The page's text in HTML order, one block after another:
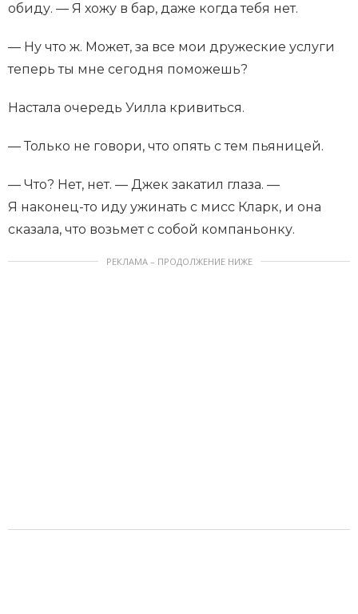
обиду. — Я хожу в бар, даже когда тебя нет.
— Ну что ж. Может, за все мои дружеские услуги
теперь ты мне сегодня поможешь?
Настала очередь Уилла кривиться.
— Только не говори, что опять с тем пьяницей.
— Что? Нет, нет. — Джек закатил глаза. —
Я наконец-то иду ужинать с мисс Кларк, и она
сказала, что возьмет с собой компаньонку.
РЕКЛАМА – ПРОДОЛЖЕНИЕ НИЖЕ